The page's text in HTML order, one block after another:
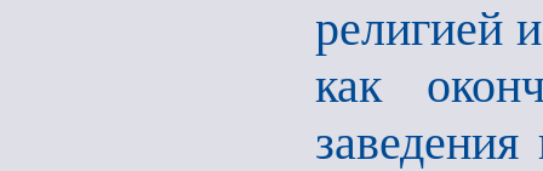
религией
как